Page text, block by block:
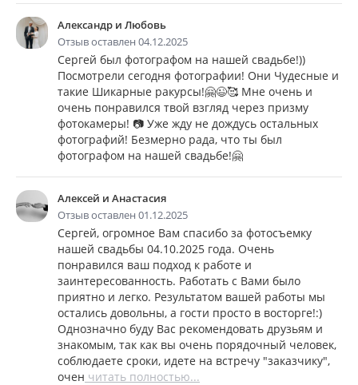
Александр и Любовь
Отзыв оставлен 04.12.2025
Сергей был фотографом на нашей свадьбе!))
Посмотрели сегодня фотографии! Они Чудесные и
такие Шикарные ракурсы!🤗😉🥰 Мне очень и
очень понравился твой взгляд через призму
фотокамеры! 📷 Уже жду не дождусь остальных
фотографий! Безмерно рада, что ты был
фотографом на нашей свадьбе!🤗
Алексей и Анастасия
Отзыв оставлен 01.12.2025
Сергей, огромное Вам спасибо за фотосъемку
нашей свадьбы 04.10.2025 года. Очень
понравился ваш подход к работе и
заинтересованность. Работать с Вами было
приятно и легко. Результатом вашей работы мы
остались довольны, а гости просто в восторге!:)
Однозначно буду Вас рекомендовать друзьям и
знакомым, так как вы очень порядочный человек,
соблюдаете сроки, идете на встречу "заказчику",
очен читать полностью...